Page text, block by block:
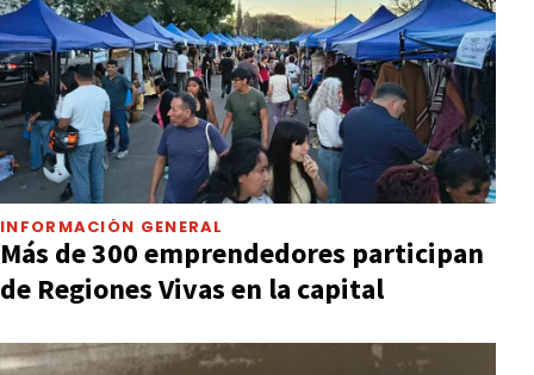
INFORMACIÓN GENERAL
Más de 300 emprendedores participan
de Regiones Vivas en la capital